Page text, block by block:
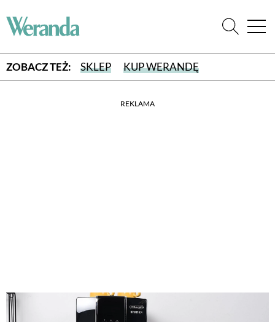
ZOBACZ TEŻ: SKLEP KUP WERANDĘ
REKLAMA